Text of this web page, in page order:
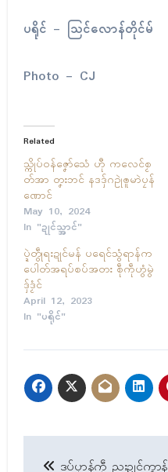
ပရိုၚ် – သြင်လောန်တိုၚ်မ်
Photo – CJ
Related
သ္ကိုပ်ဝန်ဇၞော်သေံ ဟီု ကလေၚ်စၟ
တ်အာ တၞးဘၚ် နဒဒှ်ဂဥုဲၜူမာဲပၠန်
ဏောၚ်
May 10, 2024
In "ဍုၚ်သ္အာၚ်"
ပ္ဍဲတွဵုရးဍုၚ်မန် ပရေၚ်သွံရာန်က
ပေါတ်အရပ်စပ်အတး စဵုကဵုဟွံမွဲ
ဒှ်ဒၟံၚ်
April 12, 2023
In "ပရိုၚ်"
ဒပ်ပၞာန်ကဵု ညးဍုၚ်ကွာန်